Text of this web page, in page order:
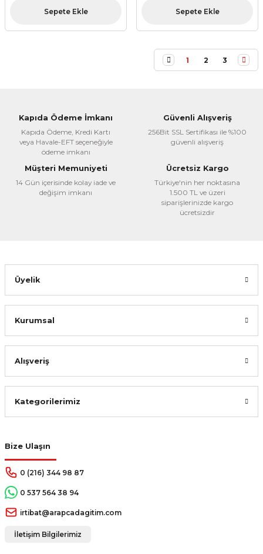
Sepete Ekle Sepete Ekle
1 2 3
Kapıda Ödeme İmkanı
Kapıda Ödeme, Kredi Kartı
veya Havale-EFT seçeneğiyle
ödeme imkanı
Güvenli Alışveriş
256Bit SSL Sertifikası ile %100
güvenli alışveriş
Müşteri Memuniyeti
14 Gün içerisinde kolay iade ve
değişim imkanı
Ücretsiz Kargo
Türkiye'nin her noktasına
1.500 TL ve üzeri
siparişlerinizde kargo
ücretsizdir
Bize Ulaşın
0 (216) 344 98 87
0 537 564 38 94
irtibat@arapcadagitim.com
İletişim Bilgilerimiz
Üyelik
Kurumsal
Alışveriş
Kategorilerimiz